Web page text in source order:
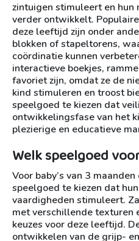
zintuigen stimuleert en hun
verder ontwikkelt.
deze leeftijd zijn onder
blokken of stapeltorens,
coördinatie kunnen
interactieve boekjes,
favoriet zijn, omdat ze de
kind stimuleren en troost
speelgoed te kiezen dat
ontwikkelingsfase van het
plezierige en educatieve
Welk speelgoed
Voor baby’s van 3
speelgoed te kiezen dat
vaardigheden stimuleert.
met verschillende texturen
keuzes voor deze leeftijd.
ontwikkelen van de grijp-